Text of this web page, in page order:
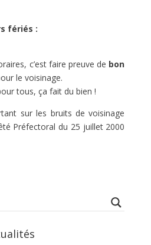
fériés :
c’est faire preuve de bon
le voisinage.
tous, ça fait du bien !
sur les bruits de voisinage
Préfectoral du 25 juillet 2000